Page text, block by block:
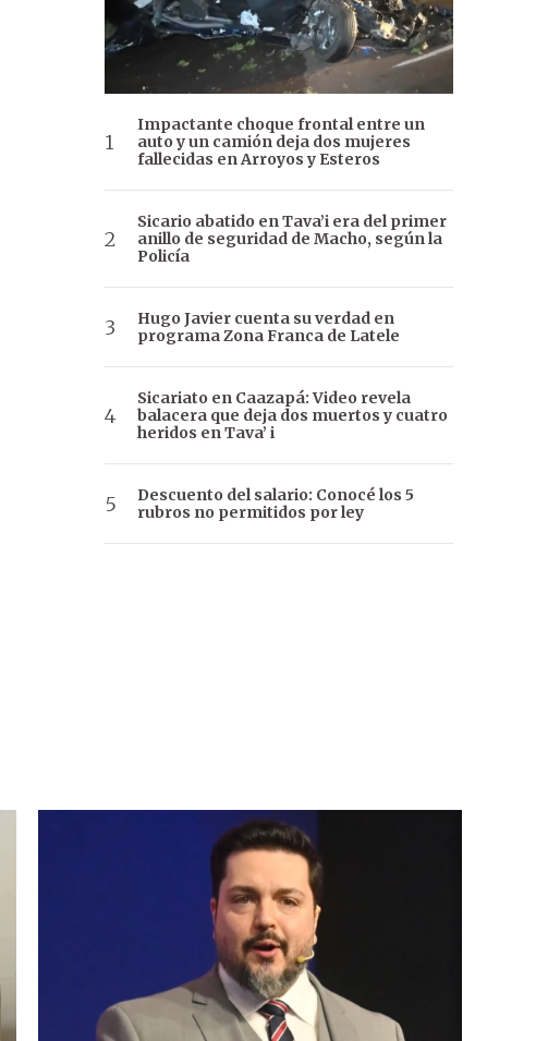
Impactante choque frontal entre un
auto y un camión deja dos mujeres
fallecidas en Arroyos y Esteros
Sicario abatido en Tava’i era del primer
anillo de seguridad de Macho, según la
Policía
Hugo Javier cuenta su verdad en
programa Zona Franca de Latele
Sicariato en Caazapá: Video revela
balacera que deja dos muertos y cuatro
heridos en Tava’ i
Descuento del salario: Conocé los 5
rubros no permitidos por ley